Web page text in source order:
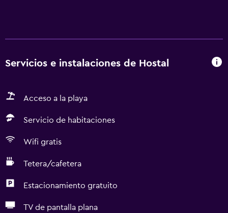
Servicios e instalaciones de Hostal
Acceso a la playa
Servicio de habitaciones
Wifi gratis
Tetera/cafetera
Estacionamiento gratuito
TV de pantalla plana